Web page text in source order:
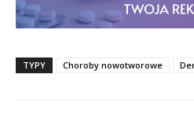
TYPY Choroby nowotworowe